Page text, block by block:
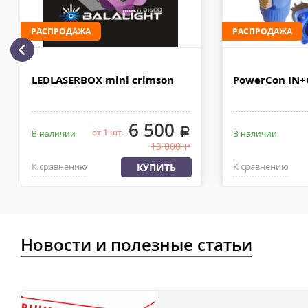
Доставка личным автотранспортом осуществляется по
МКАД после 100% предоплаты. Вес заказа не более 100 кг,
110х90х80 см. Сроки доставки 2-4 рабочих дня. Стоимость
рублей. Документы отправляем с заказом или по ЭДО.
Доставка по Москве, МО и России - EMS ПОЧТА РОССИИ
в течении 2-4х рабочих дней с момента 100% предоплаты,
РАСПРОДАЖА
LEDLASERBOX mini crimson
В наличии от 1 шт.6 500 .
13 000.
К сравнению КУПИТЬ
РАСПРОДАЖА
PowerCon
В наличии
К сравнению
Новости и полезные статьи